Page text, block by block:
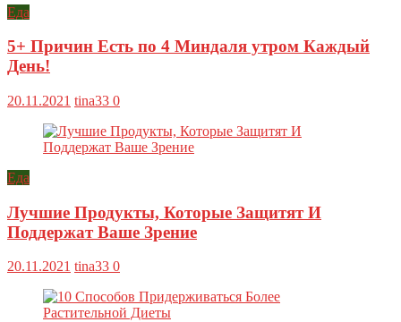
Еда
5+ Причин Есть по 4 Миндаля утром Каждый
День!
20.11.2021 tina33 0
Еда
Лучшие Продукты, Которые Защитят И
Поддержат Ваше Зрение
20.11.2021 tina33 0